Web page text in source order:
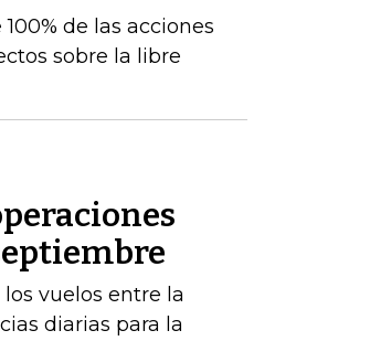
de las acciones
sobre la libre
vuelos entre la
diarias para la